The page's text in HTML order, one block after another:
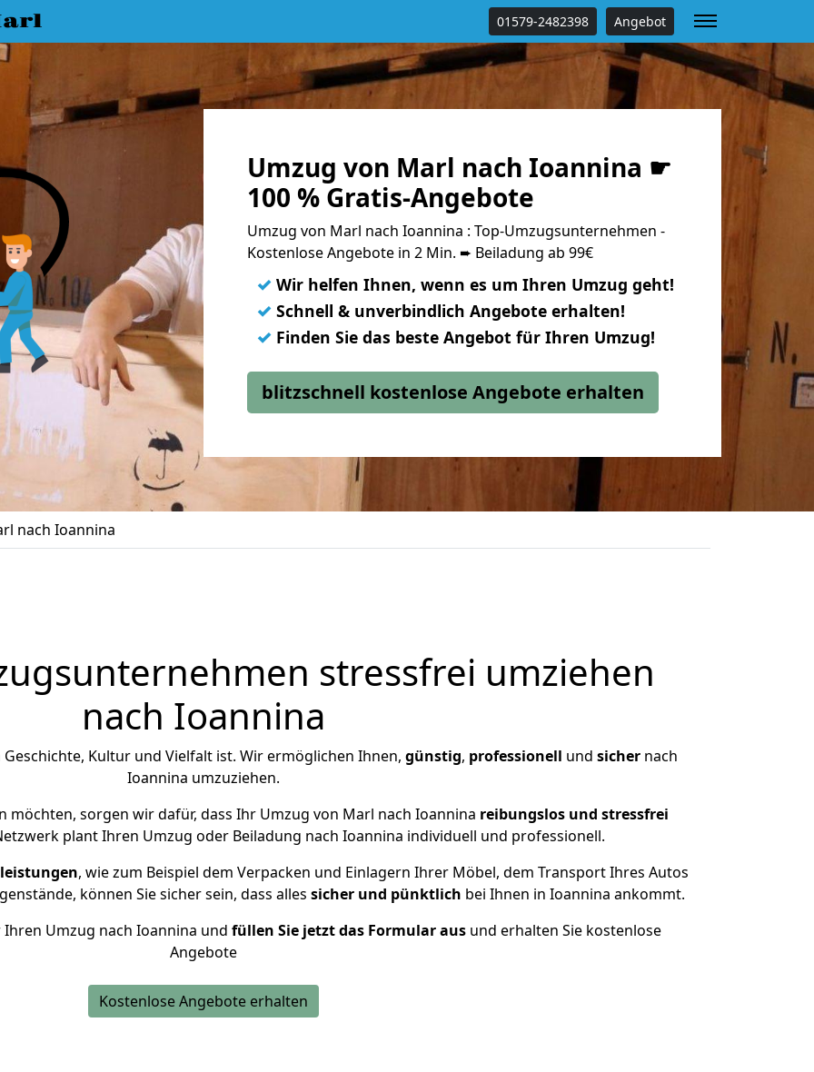
01579-2482398 Angebot
Umzug von Marl nach Ioannina ☛
100 % Gratis-Angebote
Umzug von Marl nach Ioannina : Top-Umzugsunternehmen -
Kostenlose Angebote in 2 Min. ➨ Beiladung ab 99€
✓ Wir helfen Ihnen, wenn es um Ihren Umzug geht!
✓ Schnell & unverbindlich Angebote erhalten!
✓ Finden Sie das beste Angebot für Ihren Umzug!
blitzschnell kostenlose Angebote erhalten
nach Ioannina
stressfrei umziehen
nach Ioannina
Kultur und Vielfalt ist. Wir ermöglichen Ihnen, günstig, professionell und sichernach
Ioannina umzuziehen.
möchten, sorgen wir dafür, dass Ihr Umzug von Marl nach Ioannina reibungslos und stressfrei
plant Ihren Umzug oder Beiladung nach Ioannina individuell und professionell.
, wie zum Beispiel dem Verpacken und Einlagern Ihrer Möbel, dem Transport Ihres Autos
können Sie sicher sein, dass alles sicher und pünktlich bei Ihnen in Ioannina ankommt.
Umzug nach Ioannina und füllen Sie jetzt das Formular ausund erhalten Sie kostenlose
Angebote
Kostenlose Angebote erhalten